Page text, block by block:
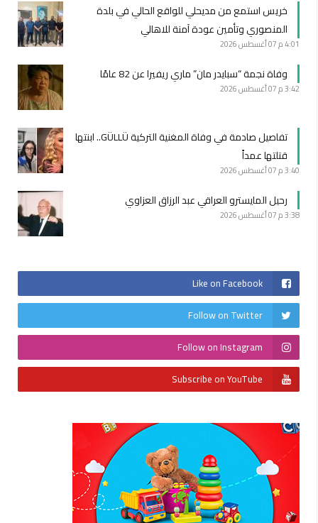
خريس استمع من مديحلي للواقع الحالي في بلدة
المنصوري وتأمين عودة آمنة للاهالي
4:01 م 07 أغسطس 2026
وفاة نجمة “سبايدر مان” ماري ريفيرا عن 82 عامًا
3:42 م 07 أغسطس 2026
تفاصيل صادمة في وفاة المغنية التركية GÜLLÜ.. ابنتها
قتلتها عمداً
3:40 م 07 أغسطس 2026
رحيل المايسترو العراقي عبد الرزاق العزاوي
3:38 م 07 أغسطس 2026
Like on Facebook
Follow on Twitter
Follow on Instagram
Subscribe on YouTube